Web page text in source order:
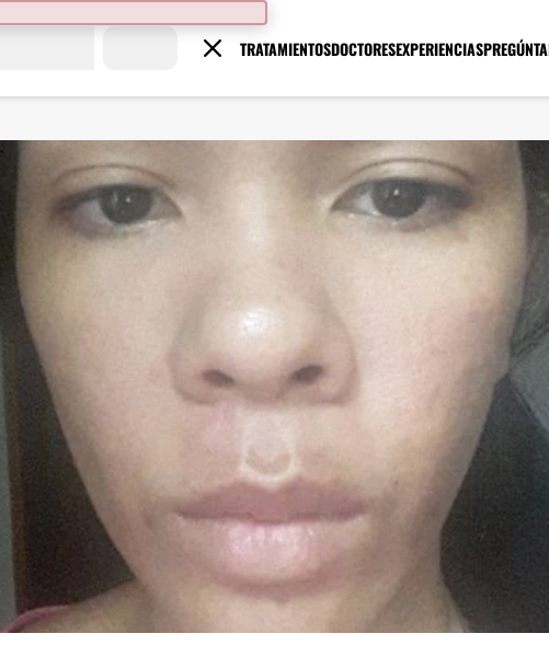
TRATAMIENTOSDOCTORESEXPERIENCIAS